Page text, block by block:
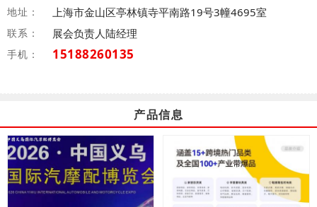
地址： 上海市金山区亭林镇寺平南路19号3幢4695室
联系： 展会负责人陆经理
手机： 15188260135
产品信息